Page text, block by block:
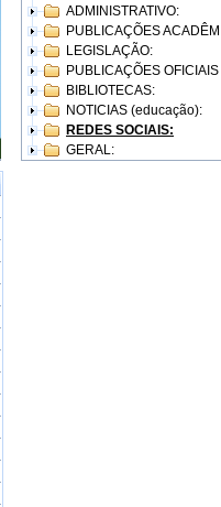
ADMINISTRATIVO:
PUBLICAÇÕES
LEGISLAÇÃO:
PUBLICAÇÕES
BIBLIOTECAS:
NOTICIAS (educação):
REDES SOCIAIS:
GERAL: